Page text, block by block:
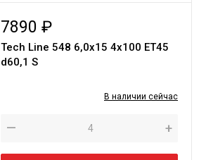
7890 ₽
Tech Line 548 6,0х15 4х100 ЕТ45
d60,1 S
В наличии сейчас
— +